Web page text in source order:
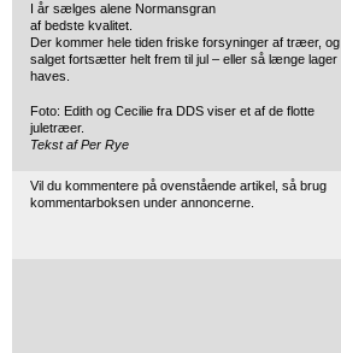
I år sælges alene Normansgran
af bedste kvalitet.
Der kommer hele tiden friske forsyninger af træer, og
salget fortsætter helt frem til jul – eller så længe lager
haves.
Foto: Edith og Cecilie fra DDS viser et af de flotte
juletræer.
Tekst af Per Rye
Vil du kommentere på ovenstående artikel, så brug
kommentarboksen under annoncerne.